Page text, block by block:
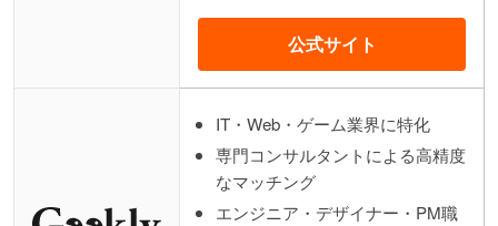
公式サイト
IT・Web・ゲーム業界に特化
専門コンサルタントによる高精度
なマッチング
エンジニア・デザイナー・PM職